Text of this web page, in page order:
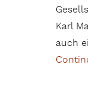
Karl
auch